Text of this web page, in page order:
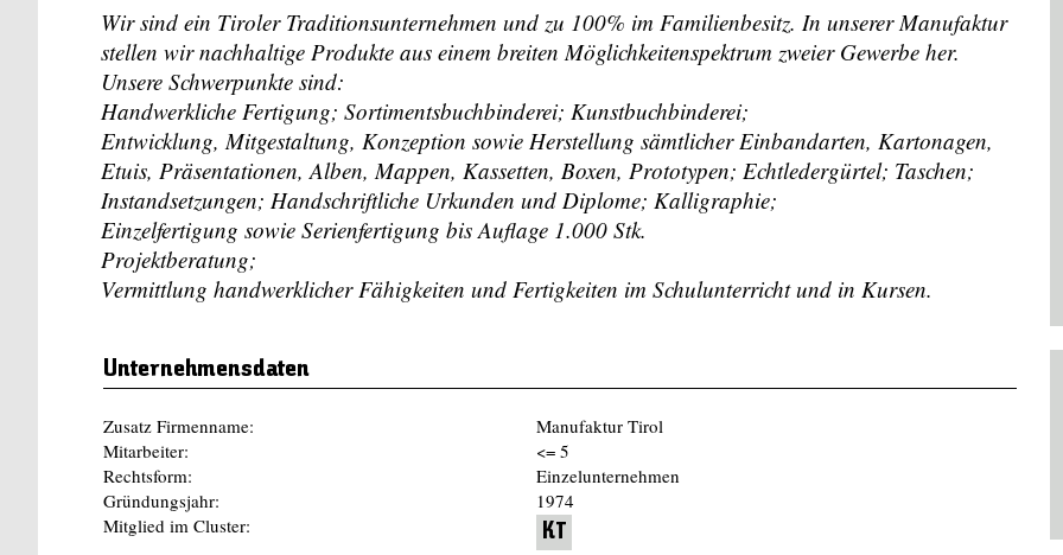
Wir sind ein Tiroler Traditionsunternehmen und zu 100% im Familienbesitz. In unserer Manufaktur
stellen wir nachhaltige Produkte aus einem breiten Möglichkeitenspektrum zweier Gewerbe her.
Unsere Schwerpunkte sind:
Handwerkliche Fertigung; Sortimentsbuchbinderei; Kunstbuchbinderei;
Entwicklung, Mitgestaltung, Konzeption sowie Herstellung sämtlicher Einbandarten, Kartonagen,
Etuis, Präsentationen, Alben, Mappen, Kassetten, Boxen, Prototypen; Echtledergürtel; Taschen;
Instandsetzungen; Handschriftliche Urkunden und Diplome; Kalligraphie;
Einzelfertigung sowie Serienfertigung bis Auflage 1.000 Stk.
Projektberatung;
Vermittlung handwerklicher Fähigkeiten und Fertigkeiten im Schulunterricht und in Kursen.
Unternehmensdaten
Zusatz Firmenname:
Manufaktur Tirol
Mitarbeiter:
<= 5
Rechtsform:
Einzelunternehmen
Gründungsjahr:
1974
Mitglied im Cluster:
KT